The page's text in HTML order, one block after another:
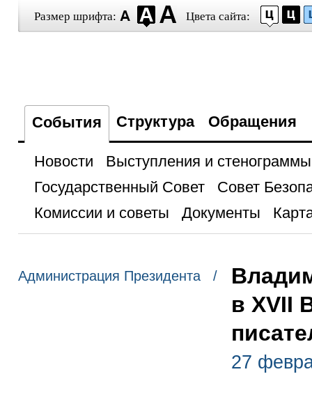
Размер шрифта: Цвета сайта:
События Структура Обращения
Новости
Выступления и стенограммы
Государственный Совет
Совет
Комиссии и советы
Документы
Администрация Президента /
в XVII
27